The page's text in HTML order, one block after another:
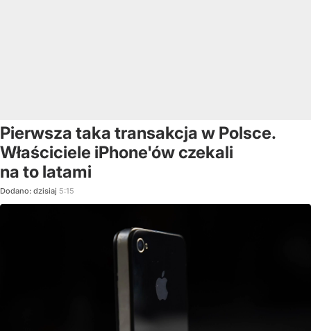
Pierwsza taka transakcja w Polsce.
Właściciele iPhone'ów czekali
na to latami
Dodano: dzisiaj 5:15